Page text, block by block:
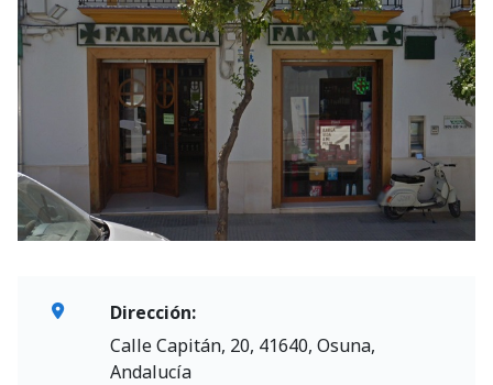
Dirección:
Calle Capitán, 20, 41640, Osuna,
Andalucía